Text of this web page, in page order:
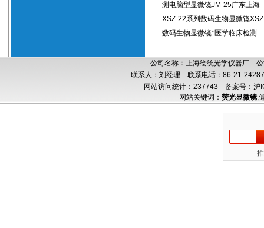
测电脑型显微镜JM-25广东上海
XSZ-22系列数码生物显微镜
数码生物显微镜*医学临床检测
公司名称：上海绘统光学仪器厂
联系人：刘经理 联系电话：86-21-
网站访问统计：237743 备案号：沪
网站关键词： 荧光显微镜,